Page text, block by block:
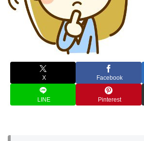
X Facebook
LINE Pinterest